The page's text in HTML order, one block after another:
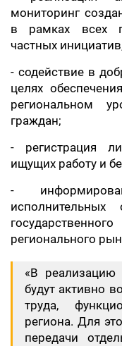
мониторинг
в рамках всех
частных
- содействие в
целях
региональном
граждан;
- регистрация
ищущих работу и
-
регионального
«В реализацию
будут активно
труда,
региона. Для
передачи